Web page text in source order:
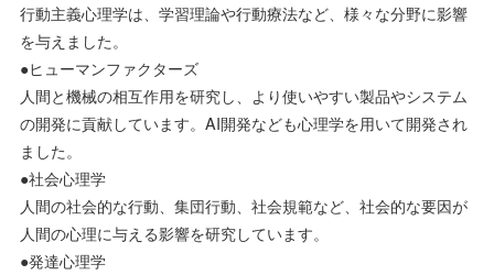
行動主義心理学は、学習理論や行動療法など、様々な分野に影響
を与えました。
●ヒューマンファクターズ
人間と機械の相互作用を研究し、より使いやすい製品やシステム
の開発に貢献しています。AI開発なども心理学を用いて開発され
ました。
●社会心理学
人間の社会的な行動、集団行動、社会規範など、社会的な要因が
人間の心理に与える影響を研究しています。
●発達心理学